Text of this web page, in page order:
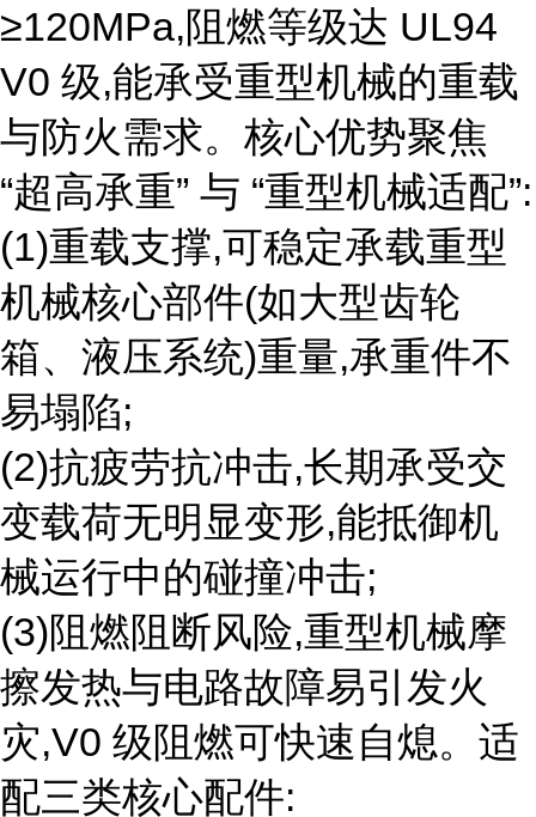
≥120MPa,阻燃等级达 UL94
V0 级,能承受重型机械的重载
与防火需求。核心优势聚焦
“超高承重” 与 “重型机械适配”:
(1)重载支撑,可稳定承载重型
机械核心部件(如大型齿轮
箱、液压系统)重量,承重件不
易塌陷;
(2)抗疲劳抗冲击,长期承受交
变载荷无明显变形,能抵御机
械运行中的碰撞冲击;
(3)阻燃阻断风险,重型机械摩
擦发热与电路故障易引发火
灾,V0 级阻燃可快速自熄。适
配三类核心配件: